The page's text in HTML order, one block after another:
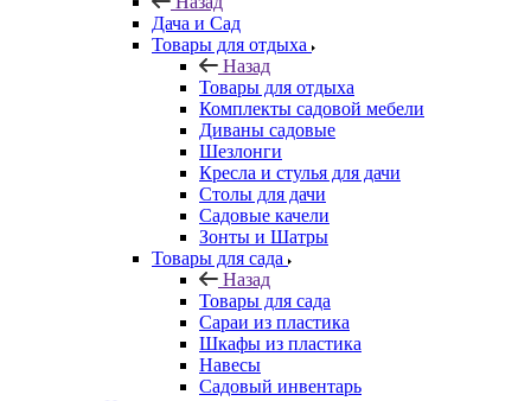
Дача и Сад
Товары для отдыха
Назад
Товары для отдыха
Комплекты садовой мебели
Диваны садовые
Шезлонги
Кресла и стулья для дачи
Столы для дачи
Садовые качели
Зонты и Шатры
Товары для сада
Назад
Товары для сада
Сараи из пластика
Шкафы из пластика
Навесы
Садовый инвентарь